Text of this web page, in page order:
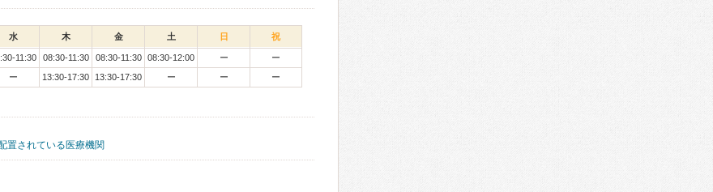
水 木 金 土 日 祝
11:30 08:30-11:30 08:30-11:30 08:30-12:00 ー
ー
ー 13:30-17:30 13:30-17:30 ー ー ー
置されている医療機関